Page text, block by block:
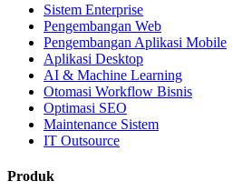
Sistem Enterprise
Pengembangan Web
Pengembangan Aplikasi Mobile
Aplikasi Desktop
AI & Machine Learning
Otomasi Workflow Bisnis
Optimasi SEO
Maintenance Sistem
IT Outsource
Produk